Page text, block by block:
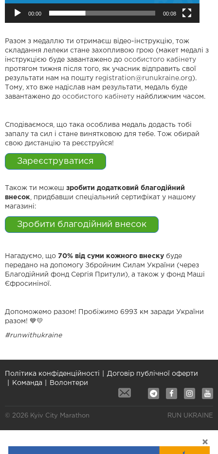
00:00 00:08
Разом з медаллю ти отримаєш відео-інструкцію, тож
складання лелеки стане захопливою грою (макет медалі з
інструкцією буде завантажено до особистого кабінету
протягом тижня після того, як учасник відправить свої
результати нам на пошту registration@runukraine.org ).
Тому, хто вже надіслав нам результати, медаль буде
завантажено до особистого кабінету найближчим часом.
Сподіваємося, що така особлива медаль додасть тобі
запалу та сил і стане винятковою для тебе. Тож обирай
свою дистанцію та реєструйся!
Зареєструватися
Також ти можеш зробити додатковий благодійний
внесок, придбавши спеціальний сертифікат у нашому
магазині:
Зробити благодійний внесок
Нагадуємо, що 70% від суми кожного внеску буде
передано на допомогу Збройним Силам України (через
Благодійний фонд Сергія Притули), а також у фонд Маші
Єфросиніної.
Допоможемо разом! Пробіжимо 6993 км заради України
разом! 💙💛
#runwithukraine
Політика конфіденційності
Договір публічної оферти
Команда
Волонтери
© 2026 Kyiv City Marathon RUN UKRAINE